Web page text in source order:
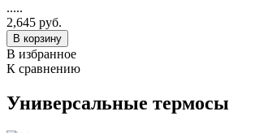
.....
2,645 руб.
В корзину
В избранное
К сравнению
Универсальные термосы